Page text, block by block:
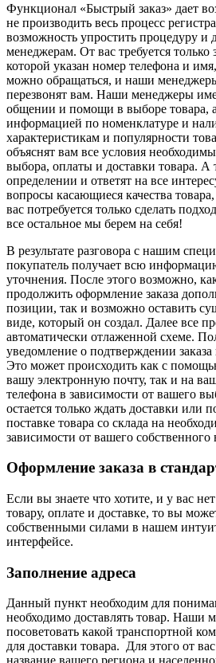
Функционал «Быстрый заказ» дает
не производить весь процесс
возможность упростить процедуру и
менеджерам. От вас требуется только
которой указан номер телефона и
можно обращаться, и наши
перезвонят вам. Наши менеджеры
общении и помощи в выборе товара,
информацией по номенклатуре и
характеристикам и популярности
объяснят вам все условия
выбора, оплаты и доставки товара. А
определении и ответят на все
вопросы касающиеся качества
вас потребуется только сделать
все остальное мы берем на себя!
В результате разговора с нашим
покупатель получает всю
уточнения. После этого возможно,
продолжить оформление заказа
позиции, так и возможно оставить
виде, который он создал. Далее все
автоматически отлаженной схеме.
уведомление о подтверждении
Это может происходить как с
вашу электронную почту, так и на
телефона в зависимости от вашего
остается только ждать доставки или
поставке товара со склада на
зависимости от вашего собственного
Оформление заказа в
Если вы знаете что хотите, и у вас
товару, оплате и доставке, то вы
собственными силами в нашем
интерфейсе.
Заполнение адреса
Данный пункт необходим для
необходимо доставлять товар. Наши
посоветовать какой транспортной
для доставки товара. Для этого от